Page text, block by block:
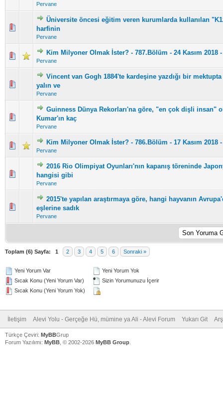
Pervane
Üniversite öncesi eğitim veren kurumlarda kullanılan
harfinin
Pervane
5 üzerinden 0 Oy - Toplam Ortalama 0 Oy Verilmiş
Kim Milyoner Olmak İster? - 787.Bölüm - 24 Kasım 2018 -
Pervane
5 üzerinden 0 Oy - Toplam Ortalama 0 Oy Verilmiş
1 2345
Vincent van Gogh 1884'te kardeşine yazdığı bir
yalın ve
Pervane
5 üzerinden 0 Oy - Toplam Ortalama 0 Oy Verilmiş
Guinness Dünya Rekorları'na göre, "en çok dişli insan"
Kumar'ın kaç
Pervane
5 üzerinden 0 Oy - Toplam Ortalama 0 Oy Verilmiş
Kim Milyoner Olmak İster? - 786.Bölüm - 17 Kasım 2018 -
Pervane
5 üzerinden 0 Oy - Toplam Ortalama 0 Oy Verilmiş
1 2345
2016 Rio Olimpiyat Oyunları'nın kapanış töreninde
hangisi gibi
Pervane
5 üzerinden 0 Oy - Toplam Ortalama 0 Oy Verilmiş
2015'te yapılan araştırmaya göre, hangi hayvanın
eşlerine sadık
Pervane
5 üzerinden 0 Oy - Toplam Ortalama 0 Oy Verilmiş
Toplam (6) Sayfa: 1 2 3 4 5 6 Sonraki »
Yeni Yorum Var
Sıcak Konu (Yeni Yorum Var)
Sıcak Konu (Yeni Yorum Yok)
Yeni Yorum Yok
Sizin Yorumunuzu İçerir
İletişim Alevi Yolu - Gerçeğe Hü, mümine ya Ali - Alevi Forum Yukarı Git
Türkçe Çeviri: MyBBGrup
Forum Yazılımı: MyBB , © 2002-2026 MyBB Group